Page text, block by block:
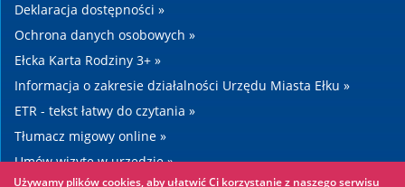
Deklaracja dostępności »
Ochrona danych osobowych »
Ełcka Karta Rodziny 3+ »
Informacja o zakresie działalności Urzędu Miasta Ełku »
ETR - tekst łatwy do czytania »
Tłumacz migowy online »
Umów wizytę w urzędzie »
Używamy plików cookies, aby ułatwić Ci korzystanie z naszego serwisu